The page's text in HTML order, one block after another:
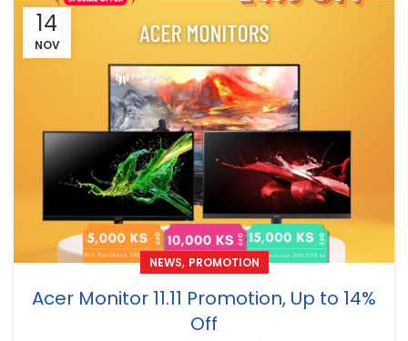
14
NOV
NEWS, PROMOTION
Acer Monitor 11.11 Promotion, Up to 14%
Off